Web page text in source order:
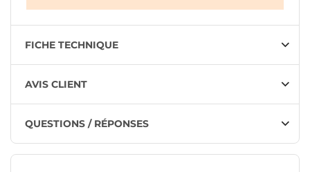
FICHE TECHNIQUE
AVIS CLIENT
QUESTIONS / RÉPONSES